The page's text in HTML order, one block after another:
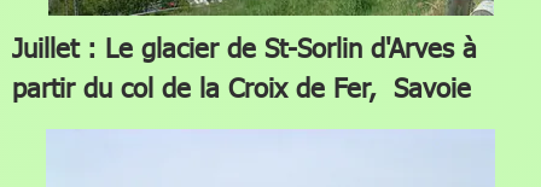
Juillet : Le glacier de St-Sorlin d'Arves à
partir du col de la Croix de Fer, Savoie